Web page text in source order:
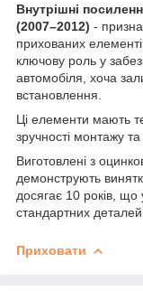
Внутрішні
(2007–2012) -
прихованих
ключову роль у
автомобіля, хоча
встановлення.
Ці елементи мають
зручності монтажу
Виготовлені з
демонструють
досягає 10 років,
стандартних деталей
Приховати